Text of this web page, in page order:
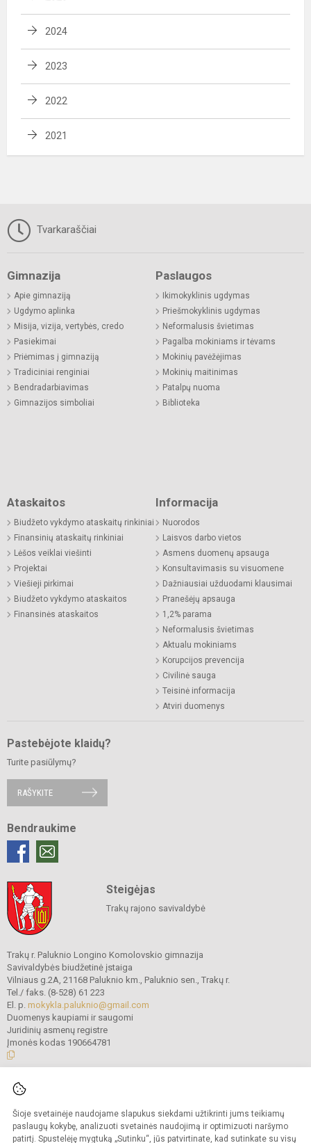
Šioje svetainėje naudojame slapukus siekdami užtikrinti jums teikiamų
paslaugų kokybę, analizuoti svetainės naudojimą ir optimizuoti naršymo
patirtį. Spustelėję mygtuką „Sutinku“, jūs patvirtinate, kad sutinkate su visų
2024
2023
2022
2021
Tvarkaraščiai
Gimnazija
Apie gimnaziją
Ugdymo aplinka
Misija, vizija, vertybės, credo
Pasiekimai
Priėmimas į gimnaziją
Tradiciniai renginiai
Bendradarbiavimas
Gimnazijos simboliai
Paslaugos
Ikimokyklinis ugdymas
Priešmokyklinis ugdymas
Neformalusis švietimas
Pagalba mokiniams ir tėvams
Mokinių pavėžėjimas
Mokinių maitinimas
Patalpų nuoma
Biblioteka
Ataskaitos
Biudžeto vykdymo ataskaitų rinkiniai
Finansinių ataskaitų rinkiniai
Lėšos veiklai viešinti
Projektai
Viešieji pirkimai
Biudžeto vykdymo ataskaitos
Finansinės ataskaitos
Informacija
Nuorodos
Laisvos darbo vietos
Asmens duomenų apsauga
Konsultavimasis su visuomene
Dažniausiai užduodami klausimai
Pranešėjų apsauga
1,2% parama
Neformalusis švietimas
Aktualu mokiniams
Korupcijos prevencija
Civilinė sauga
Teisinė informacija
Atviri duomenys
Pastebėjote klaidų?
Turite pasiūlymų?
RAŠYKITE
Bendraukime
Steigėjas
Trakų rajono savivaldybė
Trakų r. Paluknio Longino Komolovskio gimnazija
Savivaldybės biudžetinė įstaiga
Vilniaus g.2A, 21168 Paluknio km., Paluknio sen., Trakų r.
Tel./ faks. (8-528) 61 223
El. p. mokykla.paluknio@gmail.com
Duomenys kaupiami ir saugomi
Juridinių asmenų registre
Įmonės kodas 190664781
© 2021. Trakų r. Paluknio Longino Komolovskio gimnazija. Visos teisės
Kopijuoti turinį be raštiško gimnazijos administracijos sutikimo griežtai
draudžiama.